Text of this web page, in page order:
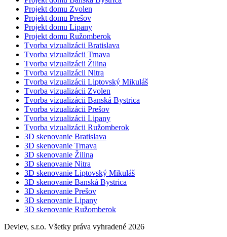
Projekt domu Zvolen
Projekt domu Prešov
Projekt domu Lipany
Projekt domu Ružomberok
Tvorba vizualizácii Bratislava
Tvorba vizualizácii Trnava
Tvorba vizualizácii Žilina
Tvorba vizualizácii Nitra
Tvorba vizualizácii Liptovský Mikuláš
Tvorba vizualizácii Zvolen
Tvorba vizualizácii Banská Bystrica
Tvorba vizualizácii Prešov
Tvorba vizualizácii Lipany
Tvorba vizualizácii Ružomberok
3D skenovanie Bratislava
3D skenovanie Trnava
3D skenovanie Žilina
3D skenovanie Nitra
3D skenovanie Liptovský Mikuláš
3D skenovanie Banská Bystrica
3D skenovanie Prešov
3D skenovanie Lipany
3D skenovanie Ružomberok
Devlev, s.r.o. Všetky práva vyhradené 2026